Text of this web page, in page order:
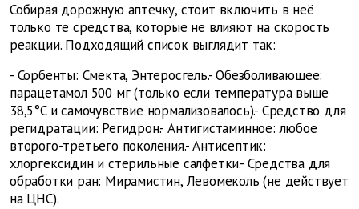
Собирая дорожную аптечку, стоит включить в неё
только те средства, которые не влияют на скорость
реакции. Подходящий список выглядит так:
- Сорбенты: Смекта, Энтеросгель.- Обезболивающее:
парацетамол 500 мг (только если температура выше
38,5°C и самочувствие нормализовалось).- Средство для
регидратации: Регидрон.- Антигистаминное: любое
второго-третьего поколения.- Антисептик:
хлоргексидин и стерильные салфетки.- Средства для
обработки ран: Мирамистин, Левомеколь (не действует
на ЦНС).